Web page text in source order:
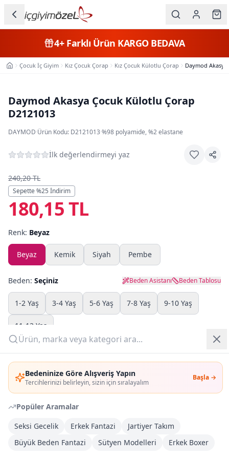
Bedeninize Göre Alışveriş Yapın
Tercihlerinizi belirleyin, sizin için sıralayalım
Başla →
Popüler Aramalar
Seksi Gecelik
Erkek Fantazi
Jartiyer Takım
Büyük Beden Fantazi
Sütyen Modelleri Erkek Boxer
Kategorileri
Kadın
Çocuk
Beden
Markalar
Plaj & Mayo
Yazlık Pijama
Yeni Gelenler
Giriş Yap
Üye Ol
4+Farklı Ürün KARGO BEDAVA
Ana SayfaÇocuk İç Giyim Kız Çocuk Çorap Kız Çocuk Külotlu Çorap Daymod
Daymod Akasya Çocuk Külotlu Çorap
D2121013
DAYMOD·Ürün Kodu: D2121013·%98 polyamide, %2 elastane
İlk değerlendirmeyi yaz
240,20 TL
Sepette %25 İndirim
180,15 TL
Renk: Beyaz
Beyaz Kemik Siyah Pembe
Beden: Seçiniz Beden Asistanı Beden Tablosu
1-2 Yaş 3-4 Yaş 5-6 Yaş 7-8 Yaş 9-10 Yaş
11-12 Yaş
Adet:
Sepete Ekle
DHL Kargoya Teslim